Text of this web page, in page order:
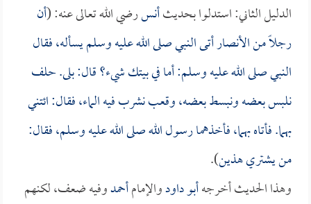
الدليل الثاني: استدلوا بحديثأنسرضي الله تعالى عنه: (أن
رجلاً من الأنصار أتى النبي صلى الله عليه وسلم يسأله، فقال
النبي صلى الله عليه وسلم: أما في بيتك شيء؟ قال: بلى. حلف
نلبس بعضه ونبسط بعضه، وقعب نشرب فيه الماء، فقال: ائتني
بهما. فأتاه بهما، فأخذهما رسول الله صلى الله عليه وسلم، فقال:
من يشتري هذين).
وهذا الحديث أخرجهأبو داودوالإمامأحمدوفيه ضعف، لكنهم